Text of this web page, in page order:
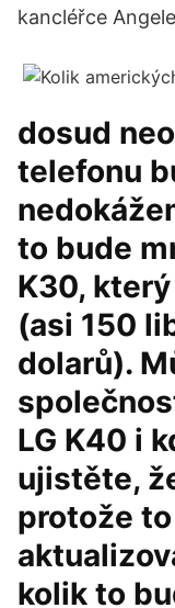
kancléřce
dosud
telefonu
to bude
K30,
(asi 150
dolarů).
LG K40 i
ujistěte,
protože
kolik to